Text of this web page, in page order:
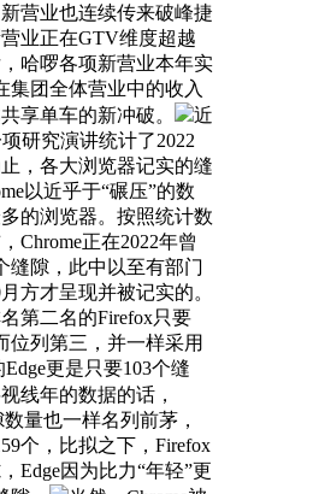
营业也连续传来破峰捷
业正在GTV维度超越
哈啰各项新营业本年实
集团全体营业中的收入
享单车的新冲破。
近
研究演讲统计了2022
，各大浏览器记实的缝
以近乎于“碾压”的数
的浏览器。按照统计数
Chrome正在2022年曾
缝隙，此中以至有部门
方才呈现并被记实的。
第二名的Firefox只要
位列第三，并一样采用
Edge更是只要103个缝
线年的数据的话，
量也一样名列前茅，
个，比拟之下，Firefox
Edge因为比力“年轻”更